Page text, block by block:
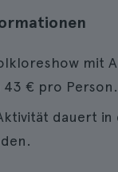
mit
43 € pro Person.
dauert in